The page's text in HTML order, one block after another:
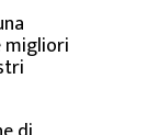
migliori